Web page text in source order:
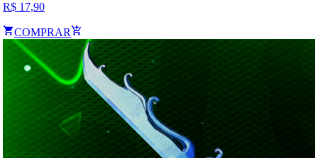
R$ 17,90
COMPRAR